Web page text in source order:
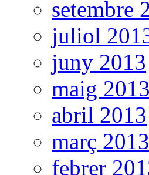
setembre
juliol
juny 2013
maig 2013
abril 2013
març 2013
febrer